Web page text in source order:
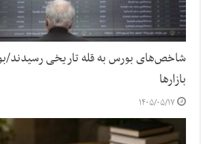
شاخص‌های بورس به قله تاریخی رسیدند/
بازارها
۱۴۰۵/۰۵/۱۷